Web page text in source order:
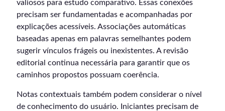
valiosos para estudo comparativo. Essas conexões
precisam ser fundamentadas e acompanhadas por
explicações acessíveis. Associações automáticas
baseadas apenas em palavras semelhantes podem
sugerir vínculos frágeis ou inexistentes. A revisão
editorial continua necessária para garantir que os
caminhos propostos possuam coerência.
Notas contextuais também podem considerar o nível
de conhecimento do usuário. Iniciantes precisam de